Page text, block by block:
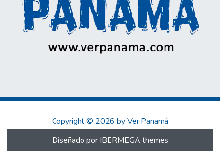
Copyright © 2026 by Ver Panamá
Diseñado por IBERMEGA themes